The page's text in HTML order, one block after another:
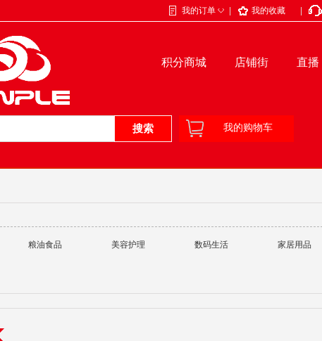
我的订单 ◇ 我的收藏
积分商城 店铺街 直播
搜索 我的购物车
粮油食品 美容护理 数码生活 家居用品